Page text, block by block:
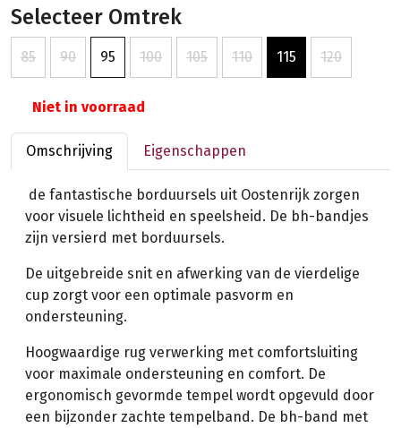
Selecteer Omtrek
85 90 95 100 105 110 115 120
Niet in voorraad
Omschrijving Eigenschappen
de fantastische borduursels uit Oostenrijk zorgen
voor visuele lichtheid en speelsheid. De bh-bandjes
zijn versierd met borduursels.
De uitgebreide snit en afwerking van de vierdelige
cup zorgt voor een optimale pasvorm en
ondersteuning.
Hoogwaardige rug verwerking met comfortsluiting
voor maximale ondersteuning en comfort. De
ergonomisch gevormde tempel wordt opgevuld door
een bijzonder zachte tempelband. De bh-band met